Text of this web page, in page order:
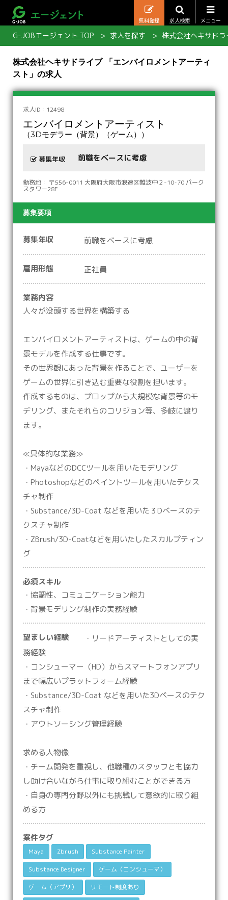
メニュー
求人検索
無料登録
G-JOBエージェント TOP 求人を探す 株式会社ヘキサド
株式会社ヘキサドライブ 「エンバイロメントアーティ
スト」の求人
求人ID：12498
エンバイロメントアーティスト
（3Dモデラー（背景）（ゲーム））
募集年収 前職をベースに考慮
勤務地： 〒556-0011 大阪府大阪市浪速区難波中２-10-70 パーク
スタワー28F
募集要項
募集年収 前職をベースに考慮
雇用形態 正社員
業務内容
人々が没頭する世界を構築する
エンバイロメントアーティストは、ゲームの中の背
景モデルを作成する仕事です。
その世界観にあった背景を作ることで、ユーザーを
ゲームの世界に引き込む重要な役割を担います。
作成するものは、プロップから大規模な背景等のモ
デリング、またそれらのコリジョン等、多岐に渡り
ます。
≪具体的な業務≫
・MayaなどのDCCツールを用いたモデリング
・Photoshopなどのペイントツールを用いたテクス
チャ制作
・Substance/3D-Coat などを用いた３Dベースのテ
クスチャ制作
・ZBrush/3D-Coatなどを用いたしたスカルプティン
グ
必須スキル
・協調性、コミュニケーション能力
・背景モデリング制作の実務経験
望ましい経験
・リードアーティストとしての実
務経験
・コンシューマー（HD）からスマートフォンアプリ
まで幅広いプラットフォーム経験
・Substance/3D-Coat などを用いた3Dベースのテク
スチャ制作
・アウトソーシング管理経験
求める人物像
・チーム開発を重視し、他職種のスタッフとも協力
し助け合いながら仕事に取り組むことができる方
・自身の専門分野以外にも挑戦して意欲的に取り組
める方
案件タグ
Maya Zbrush Substance Painter
Substance Designer ゲーム（コンシューマ）
ゲーム（アプリ） リモート制度あり